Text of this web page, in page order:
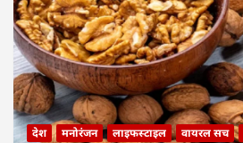
देश मनोरंजन लाइफस्टाइल वायरल सच